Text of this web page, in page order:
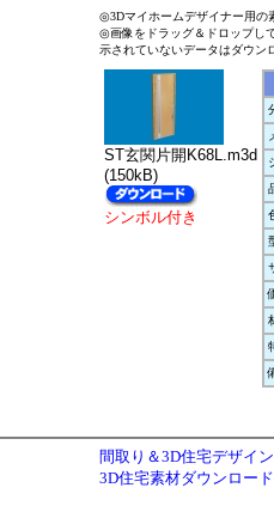
◎3Dマイホームデザイナー用の
◎画像をドラッグ＆ドロップし
示されていないデータはダウン
ST玄関片開K68L.m3d
(150kB)
シンボル付き
間取り＆3D住宅デザイ
3D住宅素材ダウンロー